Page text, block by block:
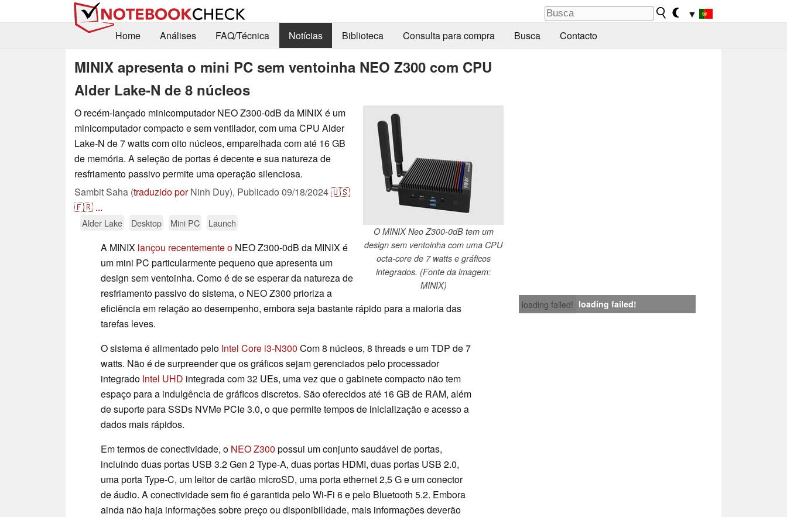
▼
Home
Análises FAQ/Técnica Notícias Biblioteca Consulta para compra Busca Contacto
MINIX apresenta o mini PC sem ventoinha NEO Z300 com CPU
Alder Lake-N de 8 núcleos
O MINIX Neo Z300-0dB tem um
design sem ventoinha com uma CPU
octa-core de 7 watts e gráficos
integrados. (Fonte da imagem:
MINIX)
O recém-lançado minicomputador NEO Z300-0dB da MINIX é um
minicomputador compacto e sem ventilador, com uma CPU Alder
Lake-N de 7 watts com oito núcleos, emparelhada com até 16 GB
de memória. A seleção de portas é decente e sua natureza de
resfriamento passivo permite uma operação silenciosa.
Sambit Saha (traduzido porNinh Duy), Publicado 09/18/2024🇺🇸
🇫🇷 ...
Alder Lake Desktop Mini PC Launch
loading failed! loading failed!
A MINIX lançou recentemente o NEO Z300-0dB da MINIX é
um mini PC particularmente pequeno que apresenta um
design sem ventoinha. Como é de se esperar da natureza de
resfriamento passivo do sistema, o NEO Z300 prioriza a
eficiência em relação ao desempenho, embora seja bastante rápido para a maioria das
tarefas leves.
O sistema é alimentado pelo Intel Core i3-N300 Com 8 núcleos, 8 threads e um TDP de 7
watts. Não é de surpreender que os gráficos sejam gerenciados pelo processador
integrado Intel UHD integrada com 32 UEs, uma vez que o gabinete compacto não tem
espaço para a indulgência de gráficos discretos. São oferecidos até 16 GB de RAM, além
de suporte para SSDs NVMe PCIe 3.0, o que permite tempos de inicialização e acesso a
dados mais rápidos.
Em termos de conectividade, o NEO Z300 possui um conjunto saudável de portas,
incluindo duas portas USB 3.2 Gen 2 Type-A, duas portas HDMI, duas portas USB 2.0,
uma porta Type-C, um leitor de cartão microSD, uma porta ethernet 2,5 G e um conector
de áudio. A conectividade sem fio é garantida pelo Wi-Fi 6 e pelo Bluetooth 5.2. Embora
ainda não haja informações sobre preço ou disponibilidade, mais informações deverão